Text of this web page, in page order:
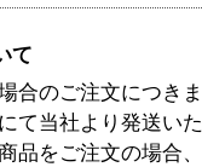
て
合のご注文につき
て当社より発送い
品をご注文の場合